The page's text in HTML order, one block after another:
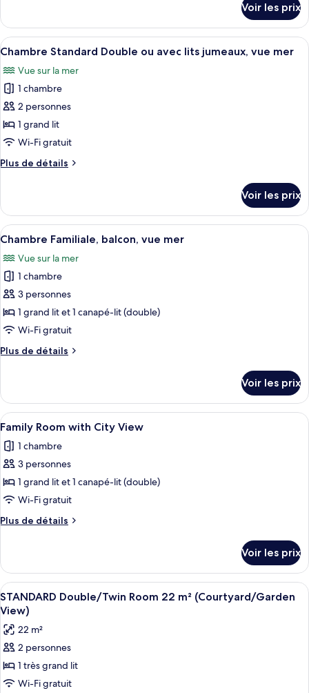
Double
ou
avec
lits
jumeaux,
non-
fumeurs,
vue
jardin
le
type
de
Chambre
Standard
Double
ou
avec
lits
jumeaux,
non-
Voir les prix
Afficher
toutes
les
photos
pour
ce
type
chambre :
Double
ou
lits
jumeaux,
vue
mer
Une chambre d’hôtel avec deux lits,
3
Chambre Standard Double ou avec lits jumeaux, vue mer
Vue sur la mer
1 chambre
2 personnes
1 grand lit
Wi-Fi gratuit
Plus de détails
Plus
le
type
de
Chambre
Standard
Double
ou
avec
lits
jumeaux,
vue
Voir les prix
Afficher
toutes
les
photos
pour
ce
type
chambre :
balcon,
vue
mer
Une chambre d’hôtel avec un lit, un
4
Chambre Familiale, balcon, vue mer
Vue sur la mer
1 chambre
3 personnes
1 grand lit et 1 canapé-lit (double)
Wi-Fi gratuit
Plus de détails
Plus
le
type
de
chambre
Chambre
Familiale,
vue
mer
Voir les prix
Afficher
toutes
les
photos
pour
ce
type
de
Family
Room
with
City
View
Une chambre d’hôtel avec un lit,
5
Family Room with City View
1 chambre
3 personnes
1 grand lit et 1 canapé-lit (double)
Wi-Fi gratuit
Plus de détails
Plus
le
type
de
chambre
Family
Room
with
View
Voir les prix
Afficher
toutes
les
photos
pour
ce
type
Une chambre d’hôtel comprenant
3
STANDARD Double/Twin Room 22 m² (Courtyard/Garden
View)
22 m²
2 personnes
1 très grand lit
Wi-Fi gratuit